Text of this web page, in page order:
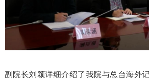
副院长刘颖详细介绍了我院与总台海外